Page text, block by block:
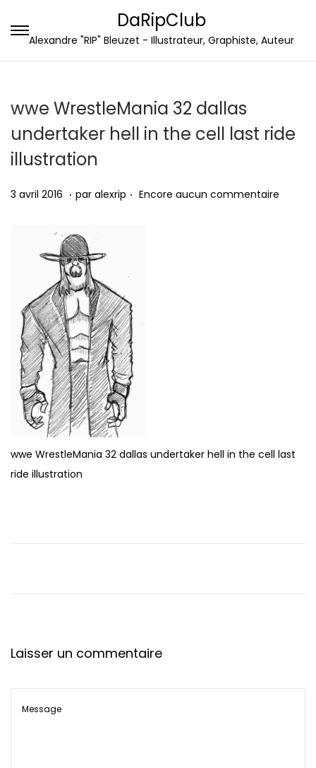
P
e
r
a
P
e
r
c
DaRipClub
Alexandre "RIP" Bleuzet - Illustrateur, Graphiste, Auteur
wwe WrestleMania 32 dallas
undertaker hell in the cell last ride
illustration
P
3 avril 2016 3
v
r
i
l
2
0
1
6
. par alexrip . Encore aucun commentaire
wwe WrestleMania 32 dallas undertaker hell in the cell last
ride illustration
Laisser un commentaire